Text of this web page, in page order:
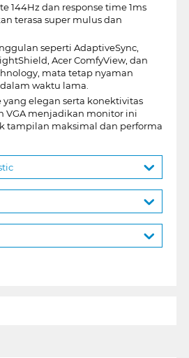
144Hz dan response time 1ms
terasa super mulus dan
seperti AdaptiveSync,
Acer ComfyView, dan
mata tetap nyaman
waktu lama.
yang elegan serta konektivitas
VGA menjadikan monitor ini
tampilan maksimal dan performa